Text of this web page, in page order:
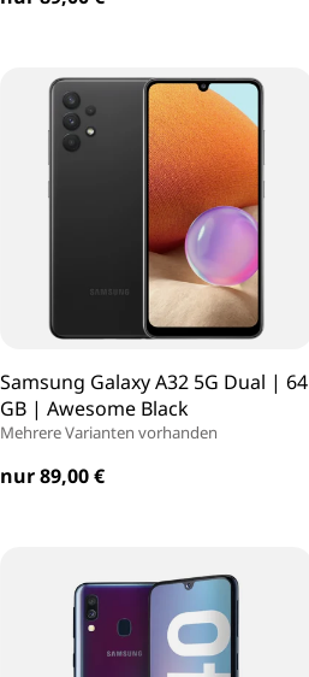
Samsung Galaxy A32 5G Dual | 64
GB | Awesome Black
Mehrere Varianten vorhanden
nur 89,00 €